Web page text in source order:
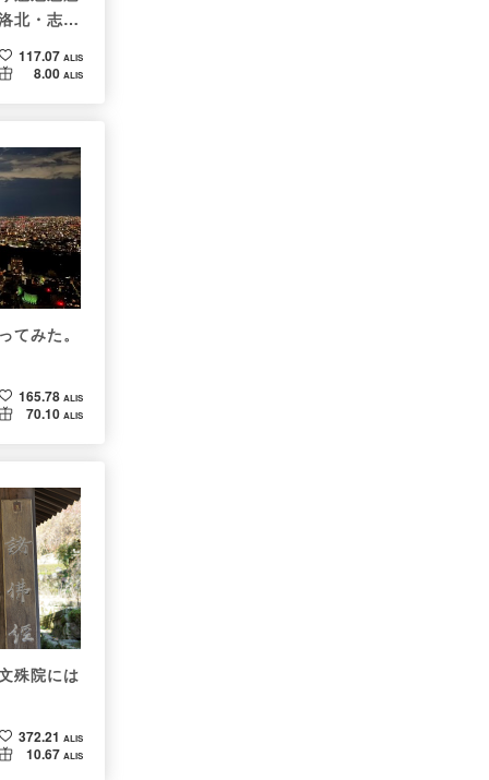
北・志明
117.07 ALIS
8.00 ALIS
てみた。
165.78 ALIS
70.10 ALIS
殊院には
372.21 ALIS
10.67 ALIS